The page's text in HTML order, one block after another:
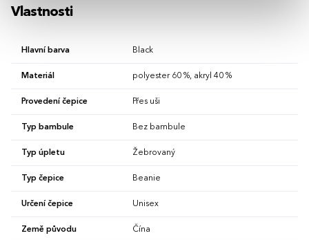
Vlastnosti
Hlavní barva Black
Materiál polyester 60 %, akryl 40 %
Provedení čepice Přes uši
Typ bambule Bez bambule
Typ úpletu Žebrovaný
Typ čepice Beanie
Určení čepice Unisex
Země původu Čína